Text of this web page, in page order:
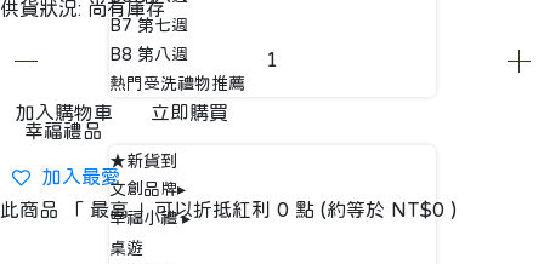
B7 第七週
B8 第八週
熱門受洗禮物推薦
幸福禮品
★新貨到
文創品牌▸
幸福小禮 ▸
桌遊
供貨狀況: 尚有庫存
加入購物車 立即購買
加入最愛
此商品 「 最高 」可以折抵紅利 0 點 (約等於 NT$0 )